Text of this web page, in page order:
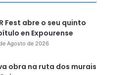
Fest abre o seu quinto
en Expourense
Agosto de 2026
obra na ruta dos murais